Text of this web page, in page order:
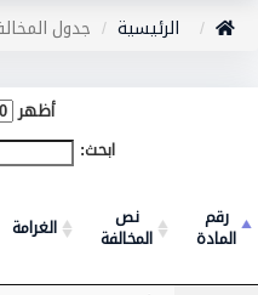
الرئيسية جدول
أظهر
ابحث:
رقم
المادة
نص
المخالفة
الغرامة